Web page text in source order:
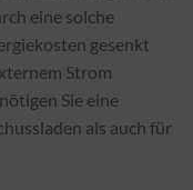
eine solche
gesenkt
Strom
Sie eine
als auch für